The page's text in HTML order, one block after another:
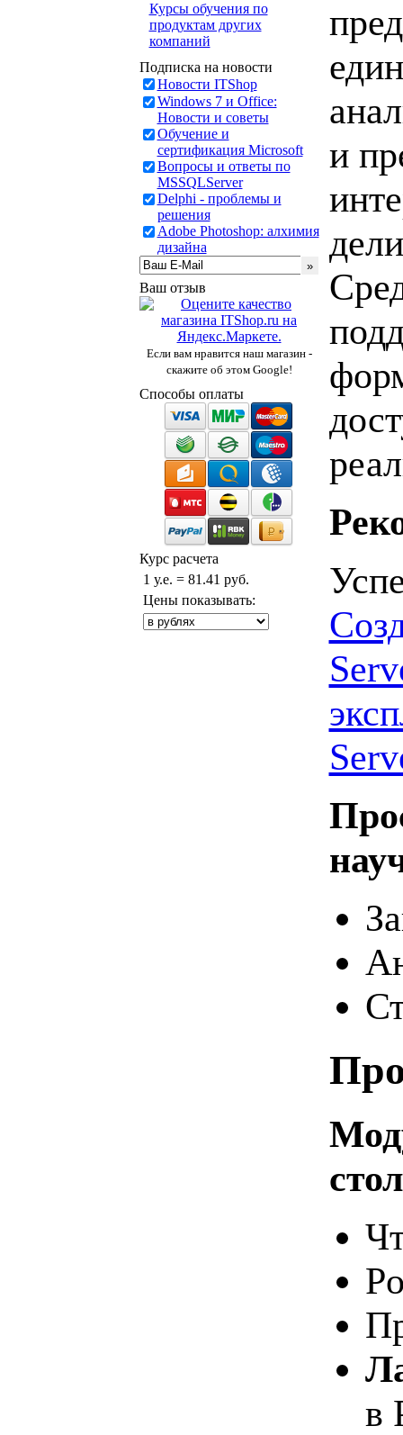
Курсы обучения по
продуктам других
компаний
Подписка на новости
Новости ITShop
Windows 7 и Office:
Новости и советы
Обучение и
сертификация Microsoft
Вопросы и ответы по
MSSQLServer
Delphi - проблемы и
решения
Adobe Photoshop: алхимия
дизайна
Ваш отзыв
Если вам нравится наш магазин -
скажите об этом Google!
Способы оплаты
Курс расчета
1 у.е. = 81.41 руб.
Цены показывать:
и
в